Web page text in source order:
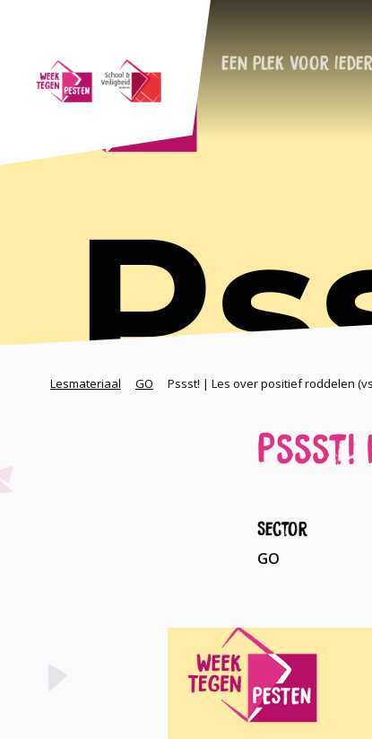
Een plek voor
Lesmateriaal GO Pssst! | Les over positief roddelen
Pssst!
Sector
GO